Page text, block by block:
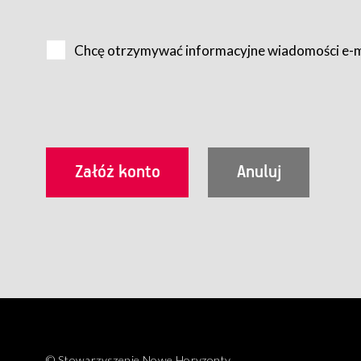
Usługobiorca przed rozpoczęciem korzystania z
utrwalenie i wydrukowanie.
§ 3
Korzystanie ze wszystkich aplikacji Serwisu może być
Chcę otrzymywać informacyjne wiadomości e-